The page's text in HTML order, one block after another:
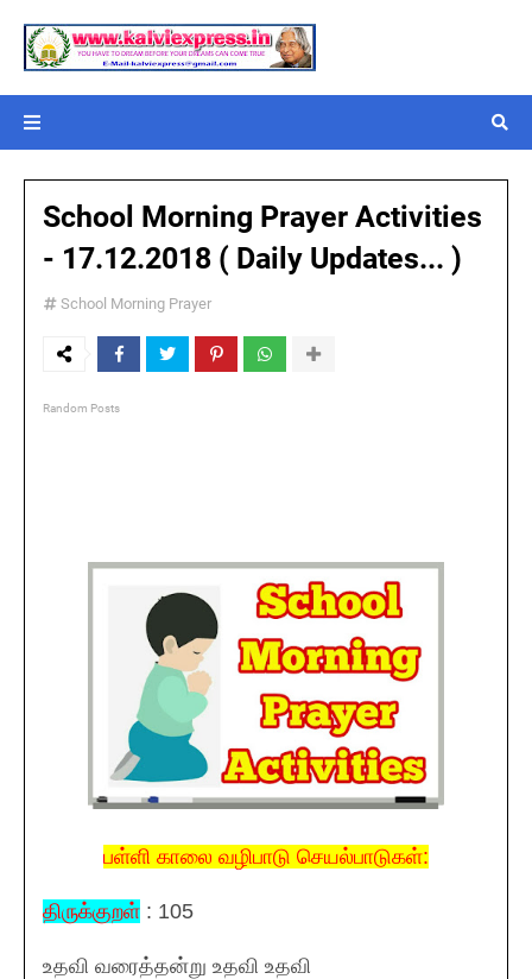
School Morning Prayer Activities
- 17.12.2018 ( Daily Updates... )
School Morning Prayer
Random Posts
பள்ளி காலை வழிபாடு செயல்பாடுகள்:
திருக்குறள் : 105
உதவி வரைத்தன்று உதவி உதவி